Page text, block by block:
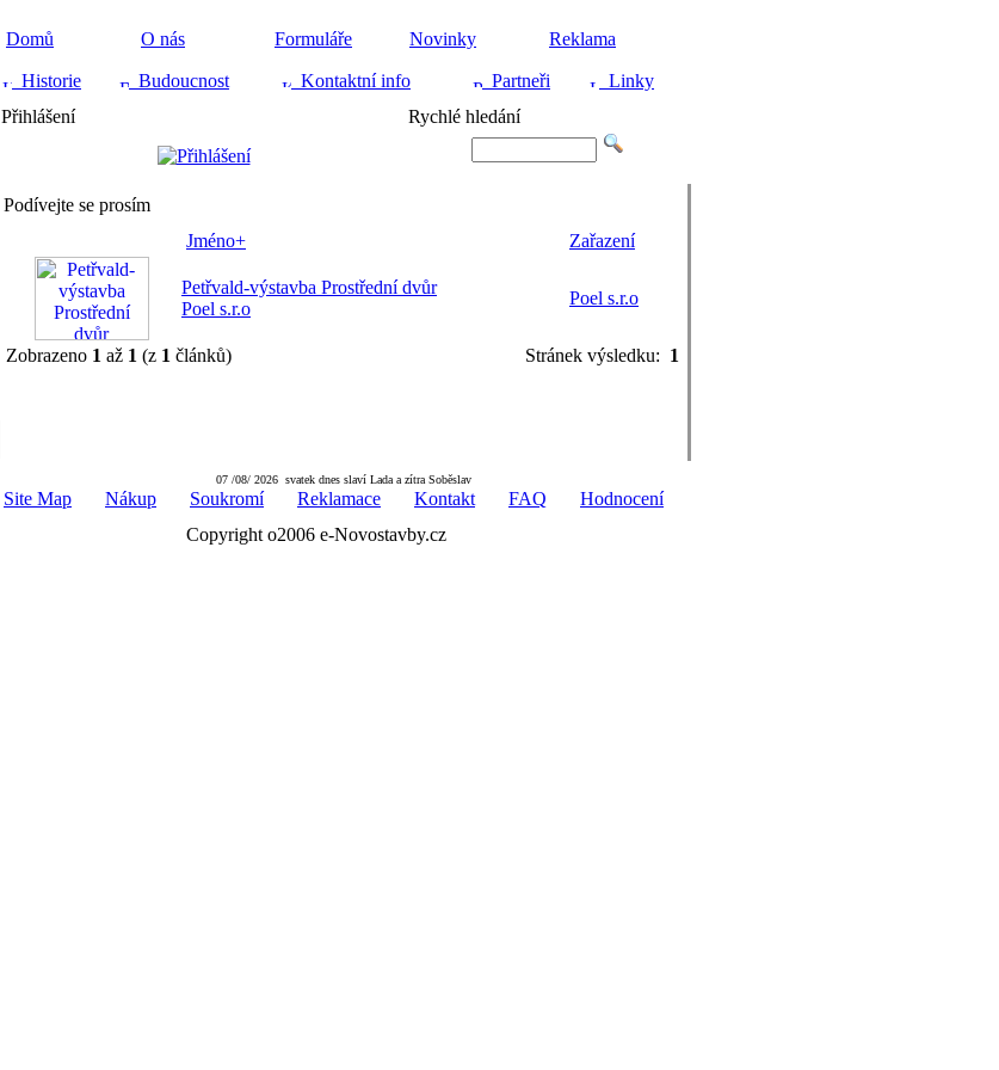
Domů O nás Formuláře Novinky Reklama
Historie Budoucnost Kontaktní info Partneři
Linky
Přihlášení
Rychlé hledání
Podívejte se prosím
Jméno+
Zařazení
Petřvald-výstavba Prostřední dvůr
Poel s.r.o
Poel s.r.o
Zobrazeno 1 až 1 (z 1 článků) Stránek výsledku: 1
07 /08/ 2026 svatek dnes slaví Lada a zítra Soběslav
Site Map Nákup Soukromí Reklamace Kontakt FAQ
Hodnocení
Copyright o2006 e-Novostavby.cz